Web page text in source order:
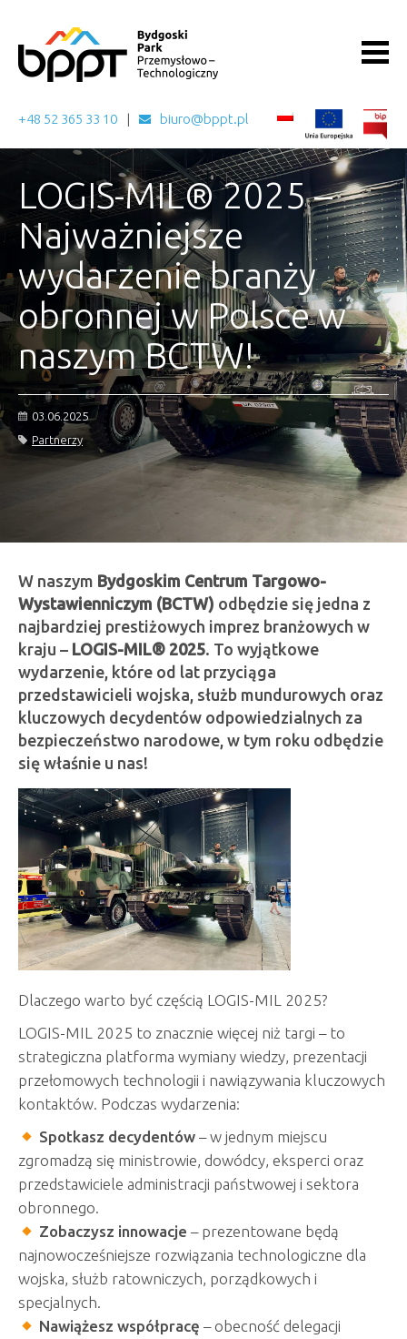
+48 52 365 33 10 biuro@bppt.pl
LOGIS-MIL® 2025 –
Najważniejsze
wydarzenie branży
obronnej w Polsce w
naszym BCTW!
03.06.2025
Partnerzy
W naszym Bydgoskim Centrum Targowo-
Wystawienniczym (BCTW) odbędzie się jedna z
najbardziej prestiżowych imprez branżowych w
kraju – LOGIS-MIL® 2025. To wyjątkowe
wydarzenie, które od lat przyciąga
przedstawicieli wojska, służb mundurowych oraz
kluczowych decydentów odpowiedzialnych za
bezpieczeństwo narodowe, w tym roku odbędzie
się właśnie u nas!
Dlaczego warto być częścią LOGIS-MIL 2025?
LOGIS-MIL 2025 to znacznie więcej niż targi – to
strategiczna platforma wymiany wiedzy, prezentacji
przełomowych technologii i nawiązywania kluczowych
kontaktów. Podczas wydarzenia:
Spotkasz decydentów – w jednym miejscu
zgromadzą się ministrowie, dowódcy, eksperci oraz
przedstawiciele administracji państwowej i sektora
obronnego.
Zobaczysz innowacje – prezentowane będą
najnowocześniejsze rozwiązania technologiczne dla
wojska, służb ratowniczych, porządkowych i
specjalnych.
Nawiążesz współpracę – obecność delegacji